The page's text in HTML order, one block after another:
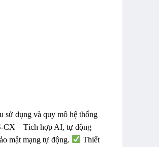
sử dụng và quy mô hệ thống
CX – Tích hợp AI, tự động
mật mạng tự động.
Thiết